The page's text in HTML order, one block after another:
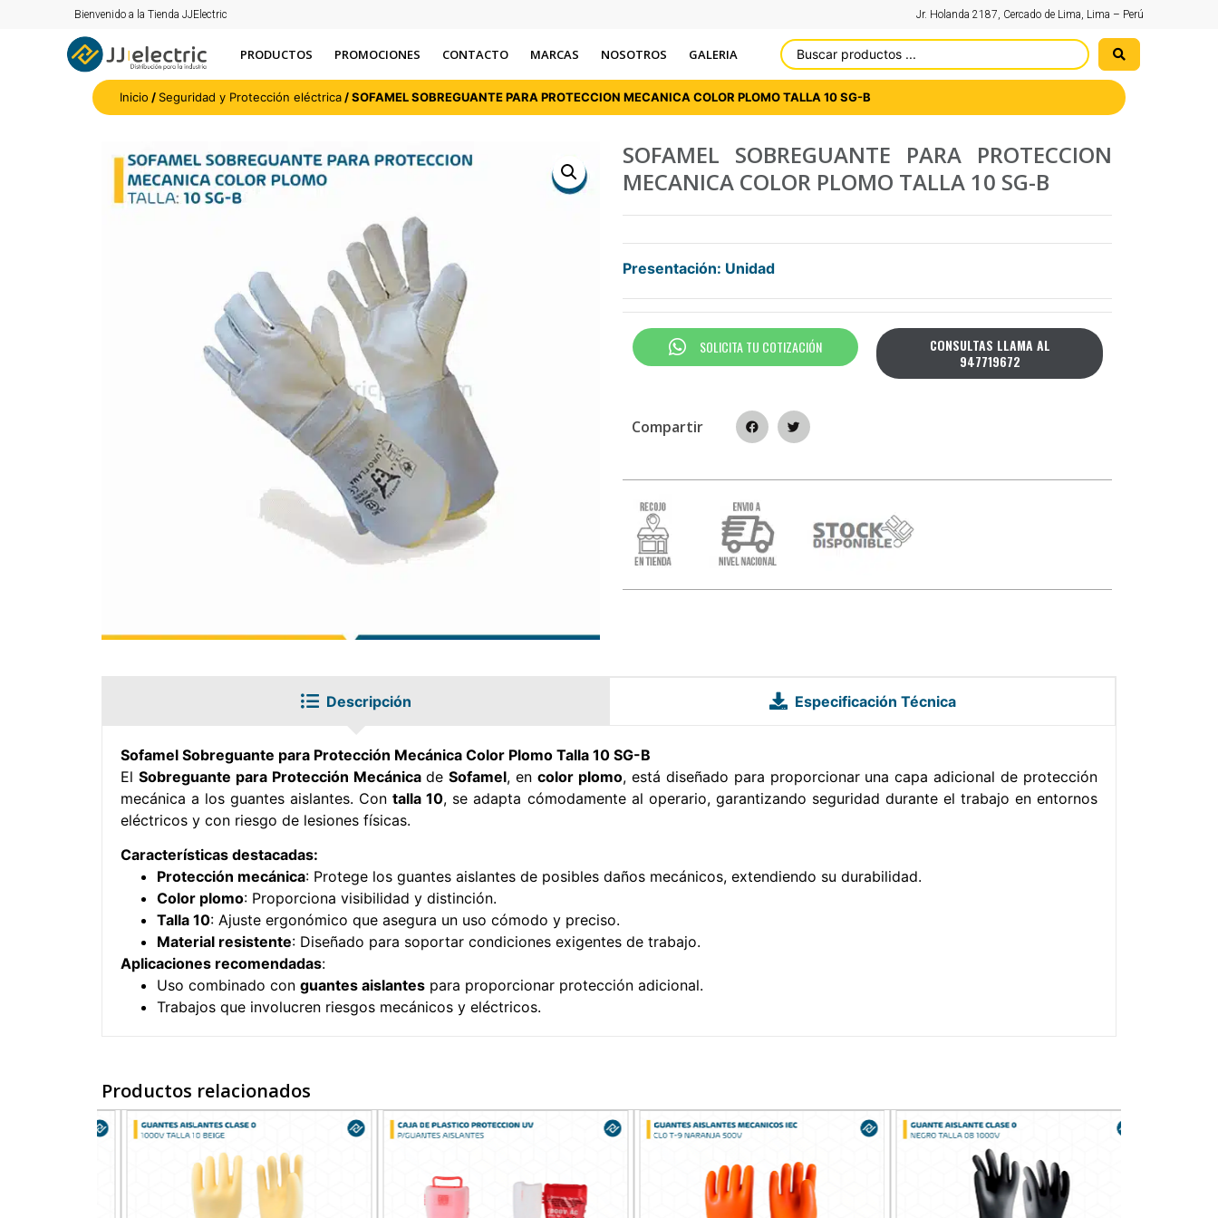
Bienvenido a la Tienda JJElectric Jr. Holanda 2187, Cercado de Lima, Lima – Perú
PRODUCTOS PROMOCIONES CONTACTO MARCAS NOSOTROS GALERIA
Inicio / Seguridad y Protección eléctrica / SOFAMEL SOBREGUANTE PARA PROTECCION MECANICA COLOR PLOMO TALLA 10 SG-B
SOFAMEL SOBREGUANTE PARA PROTECCION
MECANICA COLOR PLOMO TALLA 10 SG-B
Presentación: Unidad
SOLICITA TU COTIZACIÓN
CONSULTAS LLAMA AL
947719672
Compartir
Descripción Especificación Técnica
Sofamel Sobreguante para Protección Mecánica Color Plomo Talla 10 SG-B
El Sobreguante para Protección MecánicadeSofamel, encolor plomo, está diseñado para proporcionar una capa adicional de protección
mecánica a los guantes aislantes. Contalla 10, se adapta cómodamente al operario, garantizando seguridad durante el trabajo en entornos
eléctricos y con riesgo de lesiones físicas.
Características destacadas:
Protección mecánica: Protege los guantes aislantes de posibles daños mecánicos, extendiendo su durabilidad.
Color plomo: Proporciona visibilidad y distinción.
Talla 10: Ajuste ergonómico que asegura un uso cómodo y preciso.
Material resistente: Diseñado para soportar condiciones exigentes de trabajo.
Aplicaciones recomendadas:
Uso combinado con guantes aislantes para proporcionar protección adicional.
Trabajos que involucren riesgos mecánicos y eléctricos.
Productos relacionados